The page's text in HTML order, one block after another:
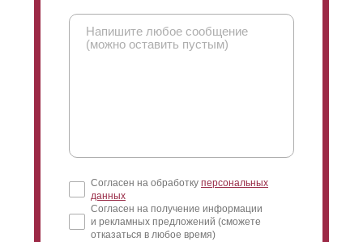
Согласен на обработку персональных
данных
Согласен на получение информации
и рекламных предложений (сможете
отказаться в любое время)